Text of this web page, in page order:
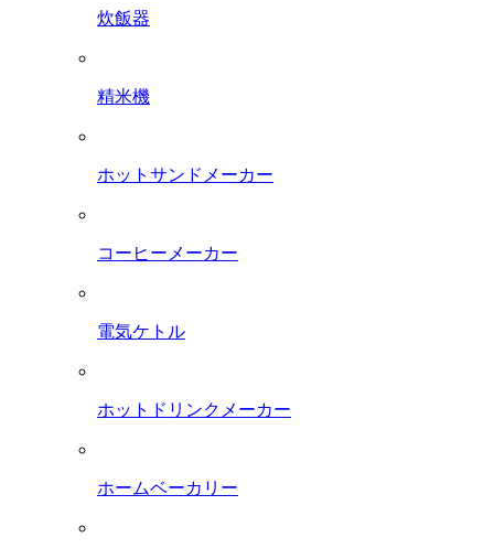
炊飯器
精米機
ホットサンドメーカー
コーヒーメーカー
電気ケトル
ホットドリンクメーカー
ホームベーカリー